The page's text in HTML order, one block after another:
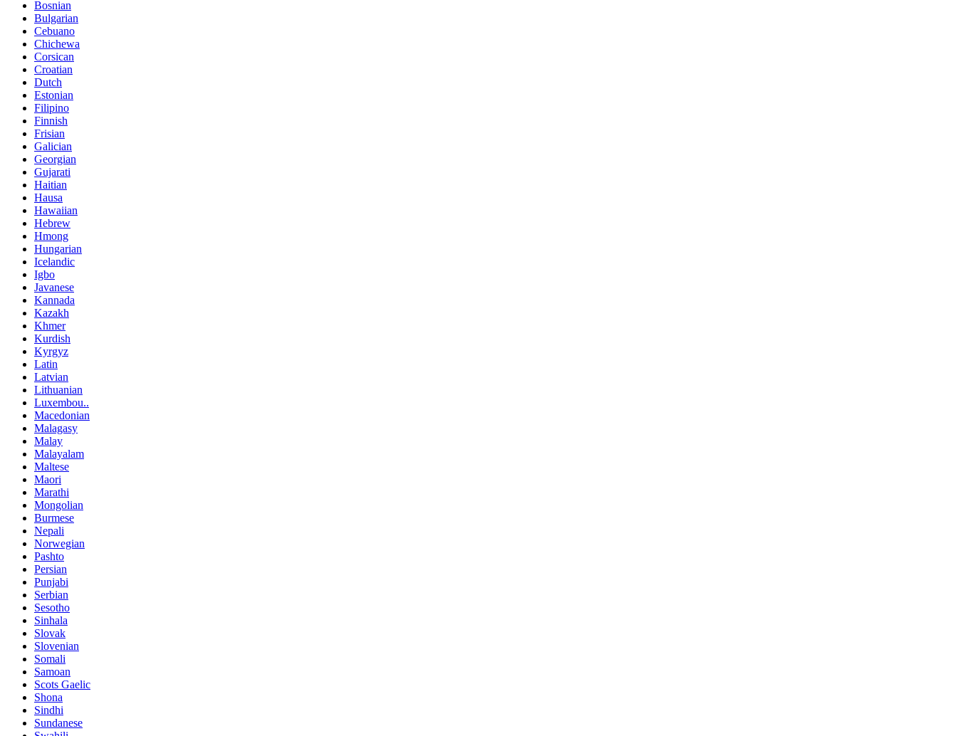
Bosnian
Bulgarian
Cebuano
Chichewa
Corsican
Croatian
Dutch
Estonian
Filipino
Finnish
Frisian
Galician
Georgian
Gujarati
Haitian
Hausa
Hawaiian
Hebrew
Hmong
Hungarian
Icelandic
Igbo
Javanese
Kannada
Kazakh
Khmer
Kurdish
Kyrgyz
Latin
Latvian
Lithuanian
Luxembou..
Macedonian
Malagasy
Malay
Malayalam
Maltese
Maori
Marathi
Mongolian
Burmese
Nepali
Norwegian
Pashto
Persian
Punjabi
Serbian
Sesotho
Sinhala
Slovak
Slovenian
Somali
Samoan
Scots Gaelic
Shona
Sindhi
Sundanese